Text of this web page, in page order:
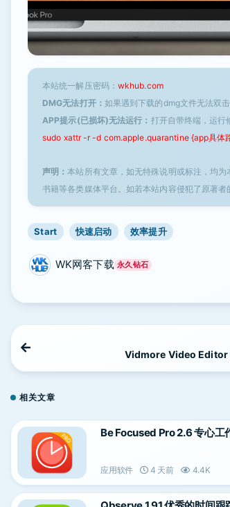
本站统一解压密码： wkhub.com
DMG无法打开： 如果遇到下载的dmg文件无法双
APP提示(已损坏)无法运行： 打开自带终端，运行
sudo xattr -r -d com.apple.quarantine {app具体
声明：本站所有文章，如无特殊说明或标注，均
书籍等各类媒体平台。如若本站内容侵犯了原著者
Start 快速启动 效率提升
WK网客下载 永久钻石
Vidmore Video Editor
相关文章
Be Focused Pro 2.6 专心工
应用软件 4 天前 4.4K